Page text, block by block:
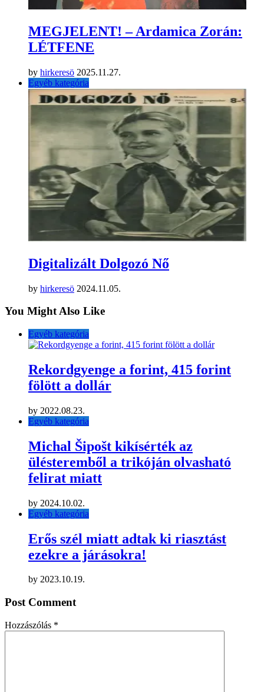
MEGJELENT! – Ardamica Zorán:
LÉTFENE
by hirkeresö 2025.11.27.
Egyéb kategória
Digitalizált Dolgozó Nő
by hirkeresö 2024.11.05.
You Might Also Like
Egyéb kategória
Rekordgyenge a forint, 415 forint
fölött a dollár
by 2022.08.23.
Egyéb kategória
Michal Šipošt kikísérték az
ülésteremből a trikóján olvasható
felirat miatt
by 2024.10.02.
Egyéb kategória
Erős szél miatt adtak ki riasztást
ezekre a járásokra!
by 2023.10.19.
Post Comment
Hozzászólás *